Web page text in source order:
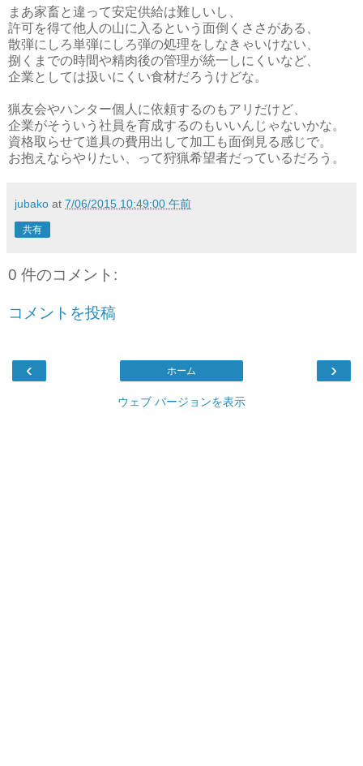
まあ家畜と違って安定供給は難しいし、
許可を得て他人の山に入るという面倒くささがある、
散弾にしろ単弾にしろ弾の処理をしなきゃいけない、
捌くまでの時間や精肉後の管理が統一しにくいなど、
企業としては扱いにくい食材だろうけどな。
猟友会やハンター個人に依頼するのもアリだけど、
企業がそういう社員を育成するのもいいんじゃないかな。
資格取らせて道具の費用出して加工も面倒見る感じで。
お抱えならやりたい、って狩猟希望者だっているだろう。
jubako at 7/06/2015 10:49:00 午前
共有
0 件のコメント:
コメントを投稿
‹ ›
ホーム
ウェブ バージョンを表示